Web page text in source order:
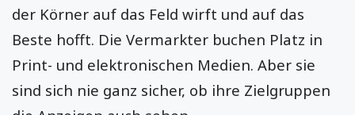
der Körner auf das Feld wirft und auf das
Beste hofft. Die Vermarkter buchen Platz in
Print- und elektronischen Medien. Aber sie
sind sich nie ganz sicher, ob ihre Zielgruppen